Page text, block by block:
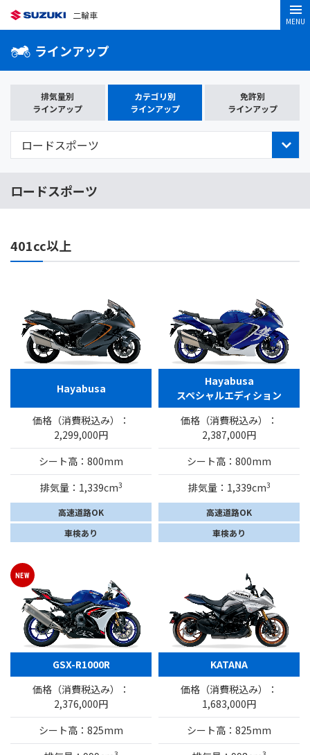
二輪車
MENU
ラインアップ
排気量別
ラインアップ
カテゴリ別
ラインアップ
免許別
ラインアップ
ロードスポーツ
401cc以上
Hayabusa
価格（消費税込み）：
2,299,000円
シート高：800mm
排気量：1,339cm3
高速道路OK
車検あり
Hayabusa
スペシャルエディション
価格（消費税込み）：
2,387,000円
シート高：800mm
排気量：1,339cm3
高速道路OK
車検あり
NEW
GSX-R1000R
価格（消費税込み）：
2,376,000円
シート高：825mm
KATANA
価格（消費税込み）：
1,683,000円
シート高：825mm